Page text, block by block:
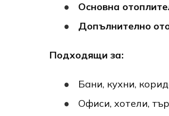
Основна
Допълнително
Подходящи за:
Бани, кухни,
Офиси, хотели,